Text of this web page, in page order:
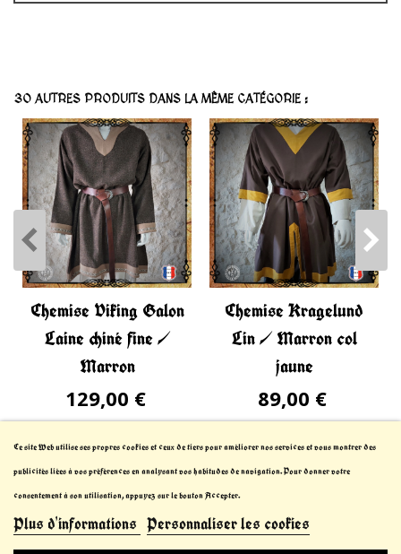
30 AUTRES PRODUITS DANS LA MÊME CATÉGORIE :
Chemise Viking Galon
Laine chiné fine /
Marron
129,00 €
Chemise Kragelund
Lin / Marron col
jaune
89,00 €
Ce site Web utilise ses propres cookies et ceux de tiers pour améliorer nos services et vous montrer des
publicités liées à vos préférences en analysant vos habitudes de navigation. Pour donner votre
consentement à son utilisation, appuyez sur le bouton Accepter.
Plus d'informations Personnaliser les cookies